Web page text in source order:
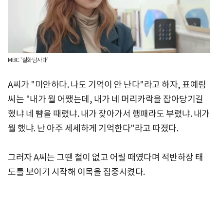
MBC '실화탐사대'
A씨가 "미안하다. 나도 기억이 안 난다"라고 하자, 표예림
씨는 "내가 뭘 어쨌는데, 내가 네 머리카락을 잡아당기길
했냐 네 뺨을 때렸냐. 내가 찾아가서 행패라도 부렸냐. 내가
뭘 했냐. 난 아주 세세하게 기억한다"라고 따졌다.
그러자 A씨는 그땐 철이 없고 어릴 때였다며 적반하장 태
도를 보이기 시작해 이목을 집중시켰다.